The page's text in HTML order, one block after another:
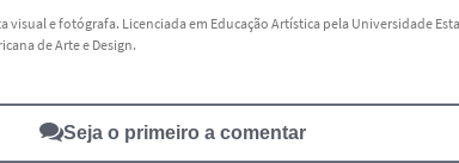
informação incorreta
visual e fotógrafa. Licenciada em Educação Artística pela Universidade
de Arte e Design.
Seja o primeiro a comentar